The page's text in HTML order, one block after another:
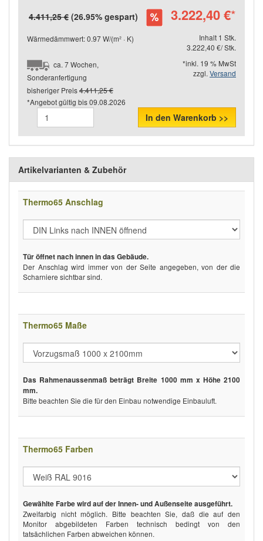
4.411,25 € (26.95% gespart) 3.222,40 €*
Wärmedämmwert: 0.97 W/(m² · K)
Inhalt 1 Stk.
3.222,40 €/ Stk.
ca. 7 Wochen,
Sonderanfertigung
*inkl. 19 % MwSt
zzgl. Versand
bisheriger Preis4.411,25 €
*Angebot gültig bis09.08.2026
In den Warenkorb >>
Artikelvarianten & Zubehör
Thermo65 Anschlag
Tür öffnet nach innen in das Gebäude.
Der Anschlag wird immer von der Seite angegeben, von der die
Scharniere sichtbar sind.
Thermo65 Maße
Das Rahmenaussenmaß beträgt Breite 1000 mm x Höhe 2100
mm.
Bitte beachten Sie die für den Einbau notwendige Einbauluft.
Thermo65 Farben
Gewählte Farbe wird auf der Innen- und Außenseite ausgeführt.
Zweifarbig nicht möglich. Bitte beachten Sie, daß die auf den
Monitor abgebildeten Farben technisch bedingt von den
tatsächlichen Farben abweichen können.